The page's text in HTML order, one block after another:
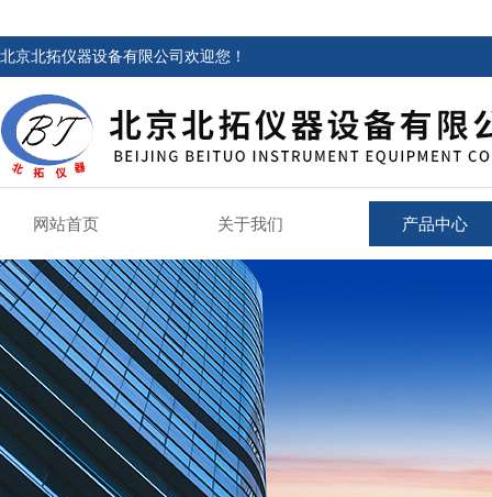
北京北拓仪器设备有限公司欢迎您！
网站首页 关于我们 产品中心